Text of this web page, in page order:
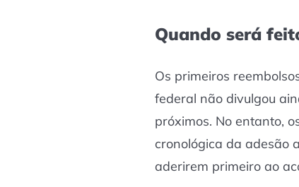
Quando será
Os primeiros
federal não divulgou
próximos. No entanto,
cronológica da adesão
aderirem primeiro ao